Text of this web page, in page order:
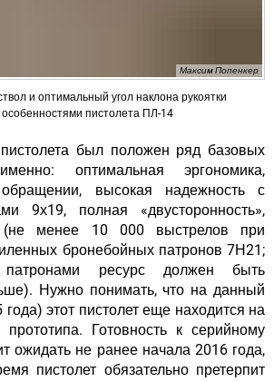
Максим Попенкер
и оптимальный угол наклона рукоятки
пистолета ПЛ-14
был положен ряд базовых
оптимальная эргономика,
высокая надежность с
9х19, полная «двусторонность»,
(не менее 10 000 выстрелов при
бронебойных патронов 7Н21;
ресурс должен быть
Нужно понимать, что на данный
этот пистолет еще находится на
прототипа. Готовность к серийному
ожидать не ранее начала 2016 года,
пистолет обязательно претерпит